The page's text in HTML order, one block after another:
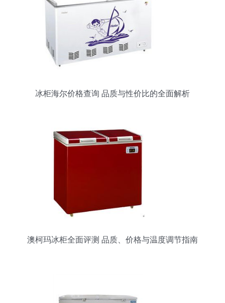
冰柜海尔价格查询 品质与性价比的全面解析
澳柯玛冰柜全面评测 品质、价格与温度调节指南